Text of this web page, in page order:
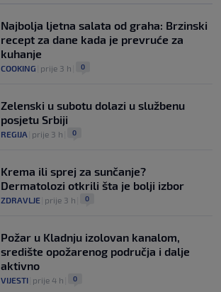
Najbolja ljetna salata od graha: Brzinski
recept za dane kada je prevruće za
kuhanje
COOKING prije 3 h 0
Zelenski u subotu dolazi u službenu
posjetu Srbiji
REGIJA prije 3 h 0
Krema ili sprej za sunčanje?
Dermatolozi otkrili šta je bolji izbor
ZDRAVLJE prije 3 h 0
Požar u Kladnju izolovan kanalom,
središte opožarenog područja i dalje
aktivno
VIJESTI prije 4 h 0